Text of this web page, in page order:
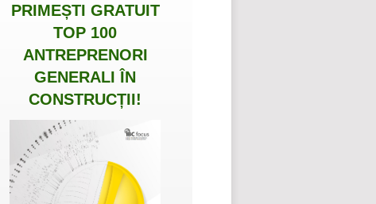
PRIMEȘTI GRATUIT
TOP 100
ANTREPRENORI
GENERALI ÎN
CONSTRUCȚII!